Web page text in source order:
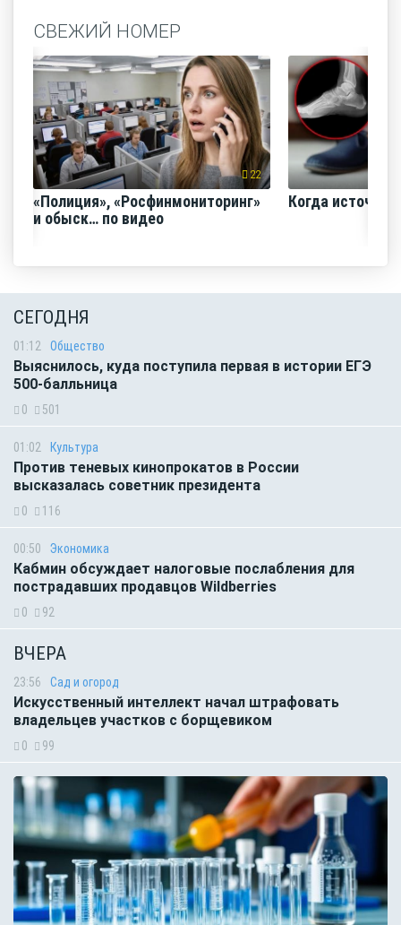
СВЕЖИЙ НОМЕР
22
«Полиция», «Росфинмониторинг»
и обыск… по видео
Когда
СЕГОДНЯ
01:12 Общество
Выяснилось, куда поступила первая в истории ЕГЭ
500-балльница
0 501
01:02 Культура
Против теневых кинопрокатов в России
высказалась советник президента
0 116
00:50 Экономика
Кабмин обсуждает налоговые послабления для
пострадавших продавцов Wildberries
0 92
ВЧЕРА
23:56 Сад и огород
Искусственный интеллект начал штрафовать
владельцев участков с борщевиком
0 99